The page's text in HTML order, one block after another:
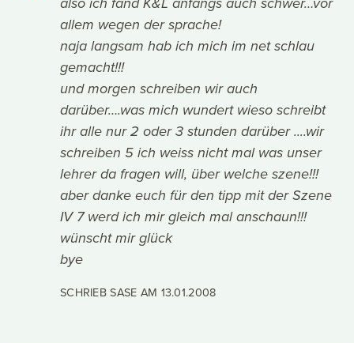
also ich fand K&L anfangs auch schwer…vor
allem wegen der sprache!
naja langsam hab ich mich im net schlau
gemacht!!!
und morgen schreiben wir auch
darüber….was mich wundert wieso schreibt
ihr alle nur 2 oder 3 stunden darüber ....wir
schreiben 5 ich weiss nicht mal was unser
lehrer da fragen will, über welche szene!!!
aber danke euch für den tipp mit der Szene
IV 7 werd ich mir gleich mal anschaun!!!
wünscht mir glück
bye
SCHRIEB SASE AM 13.01.2008